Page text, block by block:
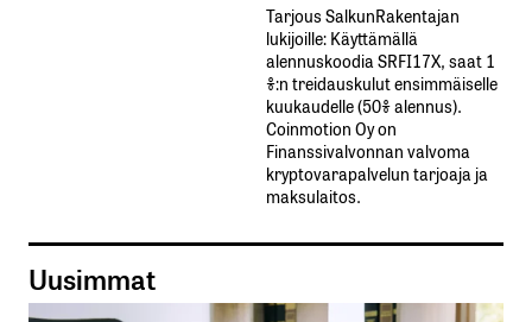
Tarjous SalkunRakentajan
lukijoille: Käyttämällä​ ​
alennuskoodia​ ​SRFI17X,​ ​saat​ ​1
%:n treidauskulut​ ​ensimmäiselle​ ​
kuukaudelle​ ​(50%​ ​alennus).
Coinmotion Oy on
Finanssivalvonnan valvoma
kryptovarapalvelun tarjoaja ja
maksulaitos.
Uusimmat